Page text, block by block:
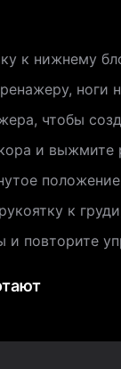
к нижнему
ноги
чтобы
и выжмите
к
повторите